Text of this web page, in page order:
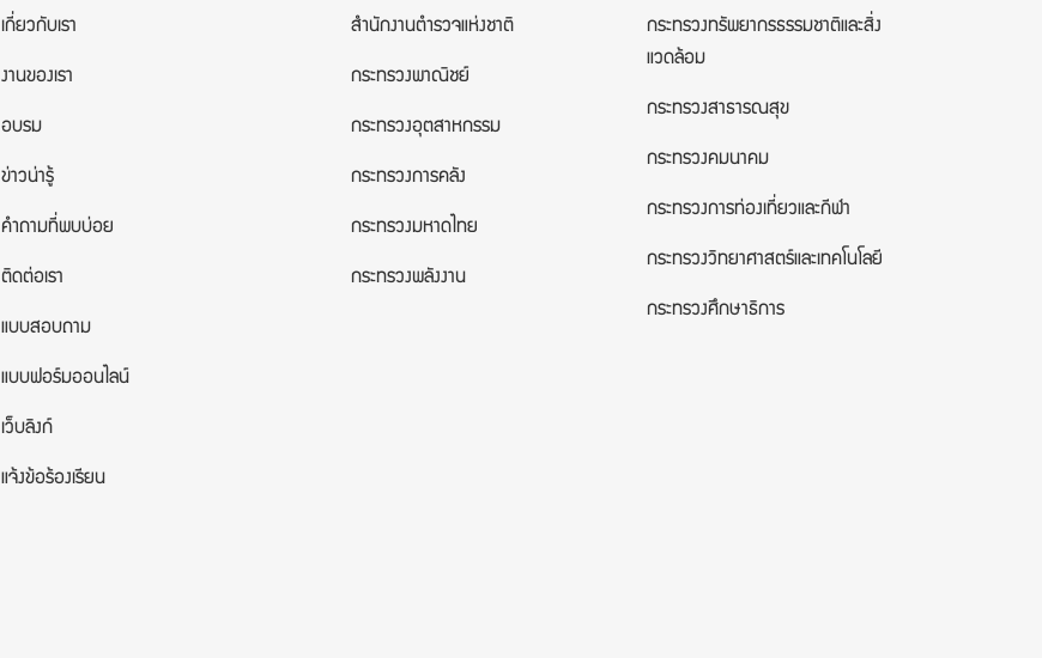
เกี่ยวกับเรา
งานของเรา
อบรม
ข่าวน่ารู้
คำถามที่พบบ่อย
ติดต่อเรา
แบบสอบถาม
แบบฟอร์มออนไลน์
เว็บลิงก์
แจ้งข้อร้องเรียน
สำนักงานตำรวจแห่งชาติ
กระทรวงพาณิชย์
กระทรวงอุตสาหกรรม
กระทรวงการคลัง
กระทรวงมหาดไทย
กระทรวงพลังงาน
กระทรวงทรัพยากรธรรมชาติและสิ่ง
แวดล้อม
กระทรวงสาธารณสุข
กระทรวงคมนาคม
กระทรวงการท่องเที่ยวและกีฬา
กระทรวงวิทยาศาสตร์และเทคโนโลยี
กระทรวงศึกษาธิการ